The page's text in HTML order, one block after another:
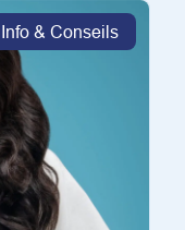
Info & Conseils